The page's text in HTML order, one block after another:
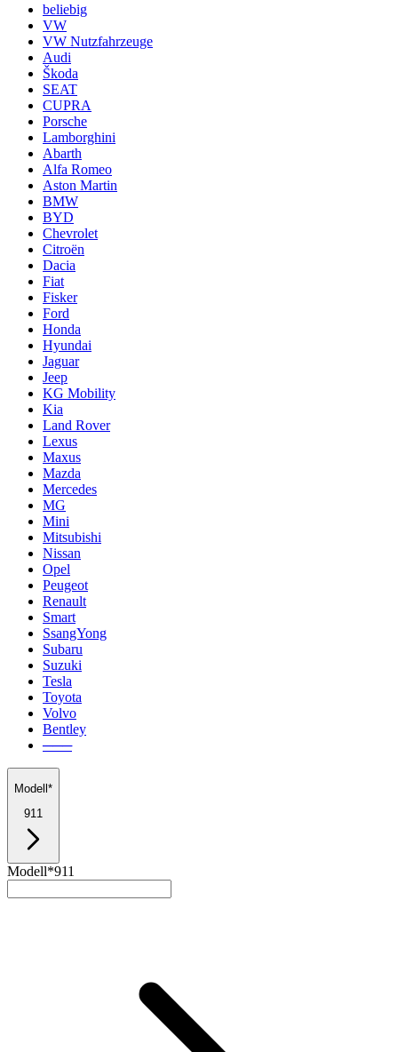
beliebig
VW
VW Nutzfahrzeuge
Audi
Škoda
SEAT
CUPRA
Porsche
Lamborghini
Abarth
Alfa Romeo
Aston Martin
BMW
BYD
Chevrolet
Citroën
Dacia
Fiat
Fisker
Ford
Honda
Hyundai
Jaguar
Jeep
KG Mobility
Kia
Land Rover
Lexus
Maxus
Mazda
Mercedes
MG
Mini
Mitsubishi
Nissan
Opel
Peugeot
Renault
Smart
SsangYong
Subaru
Suzuki
Tesla
Toyota
Volvo
Bentley
───
Modell*
911
Modell*911